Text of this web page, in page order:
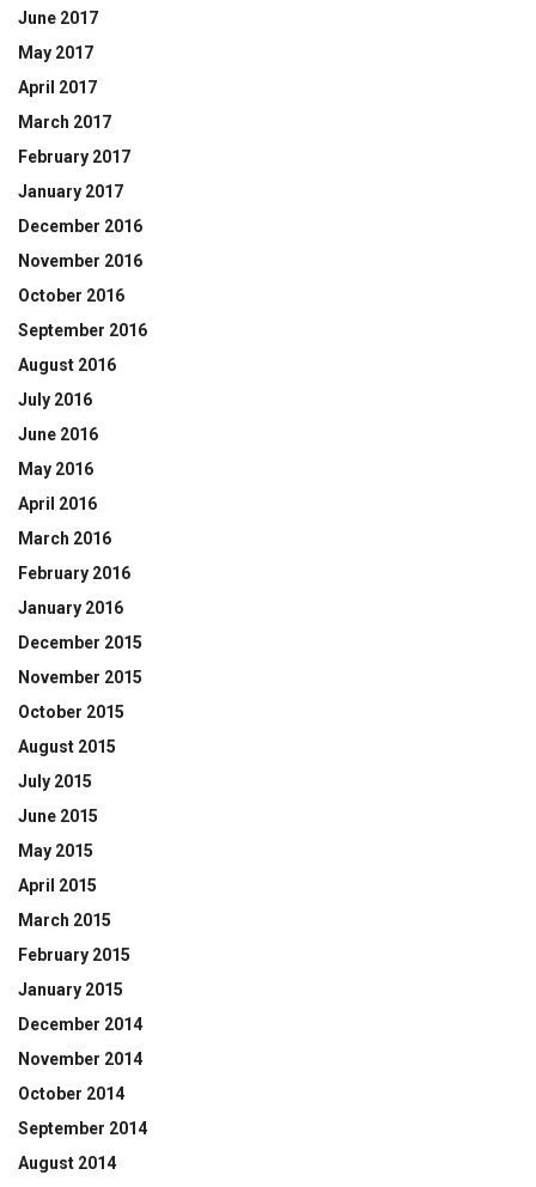
June 2017
May 2017
April 2017
March 2017
February 2017
January 2017
December 2016
November 2016
October 2016
September 2016
August 2016
July 2016
June 2016
May 2016
April 2016
March 2016
February 2016
January 2016
December 2015
November 2015
October 2015
August 2015
July 2015
June 2015
May 2015
April 2015
March 2015
February 2015
January 2015
December 2014
November 2014
October 2014
September 2014
August 2014